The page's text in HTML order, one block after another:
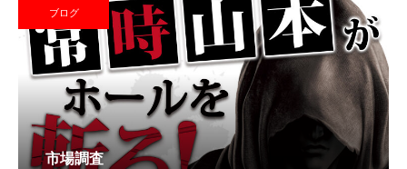
ブログ
市場調査